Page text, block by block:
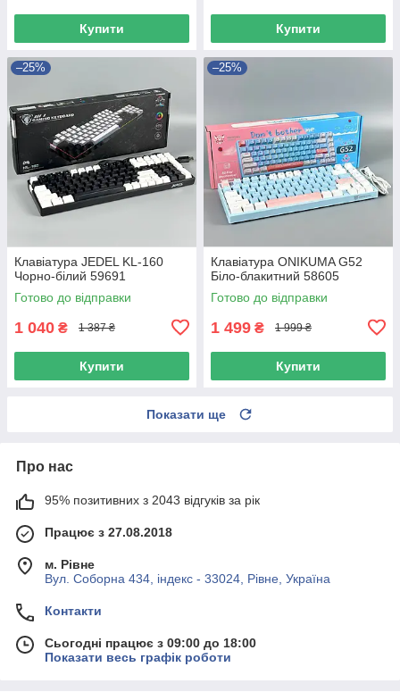
Купити Купити
–25%
Клавіатура JEDEL KL-160
Чорно-білий 59691
Готово до відправки
1 040 ₴ 1 387 ₴
Купити
–25%
Клавіатура ONIKUMA G52
Біло-блакитний 58605
Готово до відправки
1 499 ₴ 1 999 ₴
Купити
Показати ще
Про нас
95% позитивних з 2043 відгуків за рік
Працює з 27.08.2018
м. Рівне
Вул. Соборна 434, індекс - 33024, Рівне, Україна
Контакти
Сьогодні працює з 09:00 до 18:00
Показати весь графік роботи